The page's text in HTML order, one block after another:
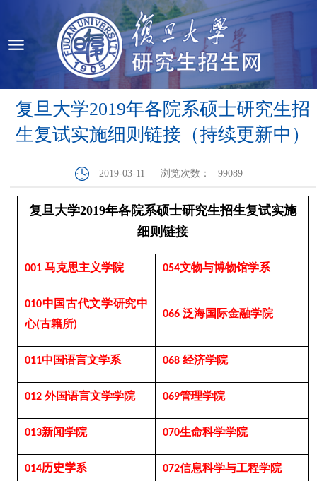
复旦大学2019年各院系硕士研究生招
生复试实施细则链接（持续更新中）
2019-03-11 浏览次数： 99089
复旦大学2019年各院系硕士研究生招生复试实施
细则链接
001 马克思主义学院 054文物与博物馆学系
010中国古代文学研究中
心(古籍所)
066 泛海国际金融学院
011中国语言文学系 068 经济学院
012 外国语言文学学院 069管理学院
013新闻学院 070生命科学学院
014历史学系 072信息科学与工程学院